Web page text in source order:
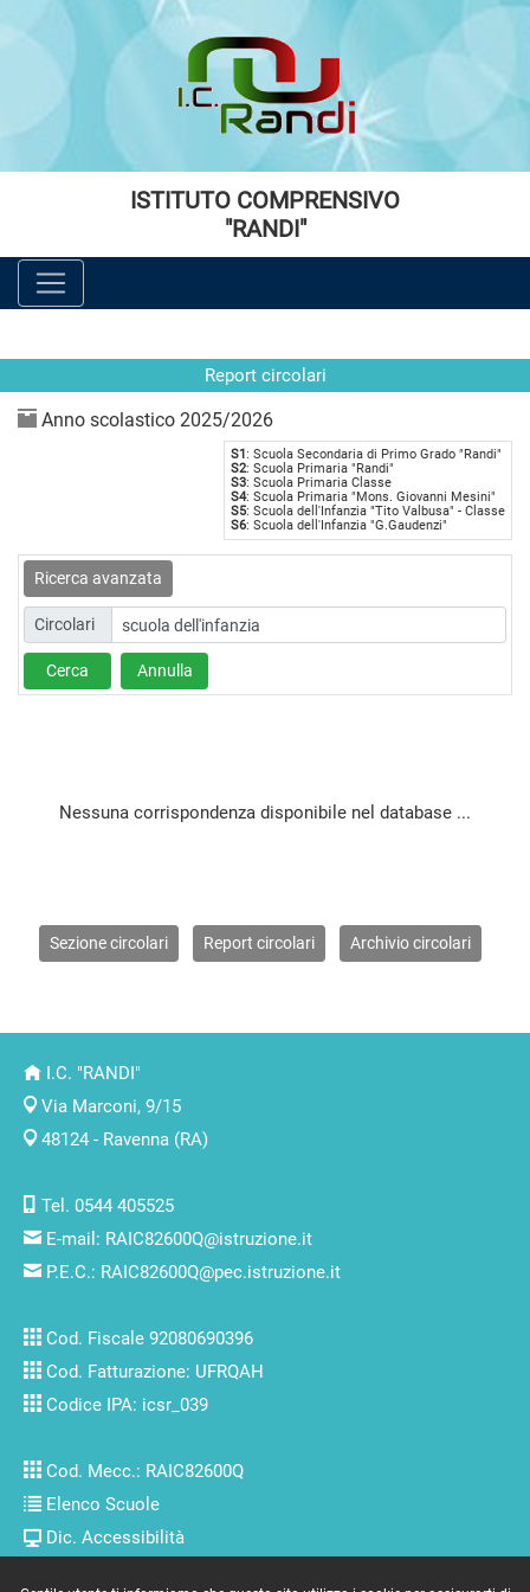
Vai al menù principale
Vai al menù secondario
ISTITUTO COMPRENSIVO
"RANDI"
Report circolari
Anno scolastico 2025/2026
S1: Scuola Secondaria di Primo Grado "Randi"
S2: Scuola Primaria "Randi"
S3: Scuola Primaria Classe
S4: Scuola Primaria "Mons. Giovanni Mesini"
S5: Scuola dell'Infanzia "Tito Valbusa" - Classe
S6: Scuola dell'Infanzia "G.Gaudenzi"
Ricerca avanzata
Circolari
Cerca Annulla
Nessuna corrispondenza disponibile nel database ...
Sezione circolari Report circolari Archivio circolari
I.C. "RANDI"
Via Marconi, 9/15
48124 - Ravenna (RA)
Tel. 0544 405525
E-mail: RAIC82600Q@istruzione.it
P.E.C.: RAIC82600Q@pec.istruzione.it
Cod. Fiscale 92080690396
Cod. Fatturazione: UFRQAH
Codice IPA: icsr_039
Cod. Mecc.: RAIC82600Q
Elenco Scuole
Dic. Accessibilità